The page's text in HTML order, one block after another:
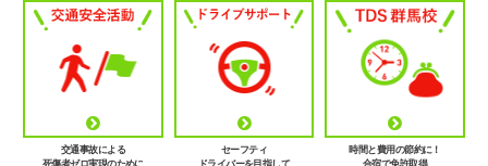
交通事故による
死傷者ゼロ実現のために
セーフティ
ドライバーを目指して
時間と費用の節約に！
合宿で免許取得